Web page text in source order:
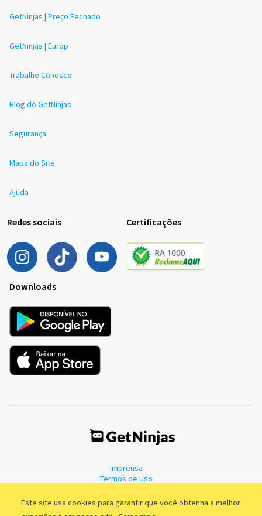
Este site usa cookies para garantir que você obtenha a melhor
GetNinjas | Preço Fechado
GetNinjas | Europ
Trabalhe Conosco
Blog do GetNinjas
Segurança
Mapa do Site
Ajuda
Redes sociais Certificações
Downloads
Imprensa
Termos de Uso